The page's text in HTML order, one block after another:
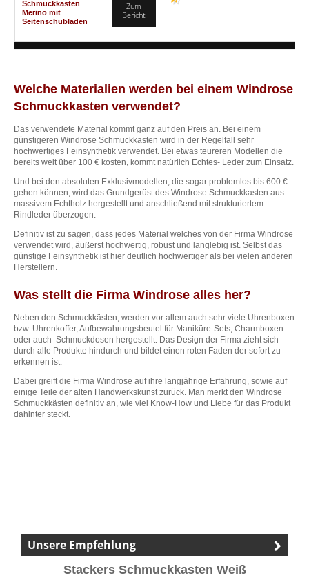
Schmuckkasten
Merino mit
Seitenschubladen
Zum
Bericht
Welche Materialien werden bei einem Windrose
Schmuckkasten verwendet?
Das verwendete Material kommt ganz auf den Preis an. Bei einem
günstigeren Windrose Schmuckkasten wird in der Regelfall sehr
hochwertiges Feinsynthetik verwendet. Bei etwas teureren Modellen die
bereits weit über 100 € kosten, kommt natürlich Echtes- Leder zum Einsatz.
Und bei den absoluten Exklusivmodellen, die sogar problemlos bis 600 €
gehen können, wird das Grundgerüst des Windrose Schmuckkasten aus
massivem Echtholz hergestellt und anschließend mit strukturiertem
Rindleder überzogen.
Definitiv ist zu sagen, dass jedes Material welches von der Firma Windrose
verwendet wird, äußerst hochwertig, robust und langlebig ist. Selbst das
günstige Feinsynthetik ist hier deutlich hochwertiger als bei vielen anderen
Herstellern.
Was stellt die Firma Windrose alles her?
Neben den Schmuckkästen, werden vor allem auch sehr viele Uhrenboxen
bzw. Uhrenkoffer, Aufbewahrungsbeutel für Maniküre-Sets, Charmboxen
oder auch Schmuckdosen hergestellt. Das Design der Firma zieht sich
durch alle Produkte hindurch und bildet einen roten Faden der sofort zu
erkennen ist.
Dabei greift die Firma Windrose auf ihre langjährige Erfahrung, sowie auf
einige Teile der alten Handwerkskunst zurück. Man merkt den Windrose
Schmuckkästen definitiv an, wie viel Know-How und Liebe für das Produkt
dahinter steckt.
Unsere Empfehlung
Stackers Schmuckkasten Weiß